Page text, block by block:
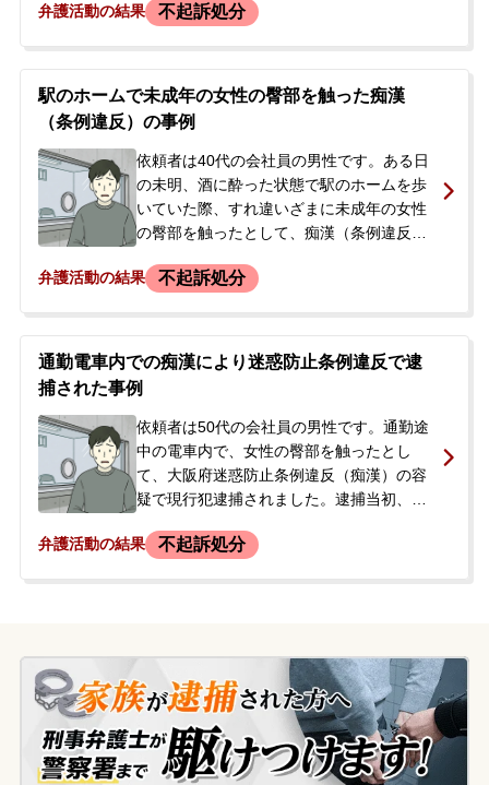
件で罰金刑を受けた前科がありました。逮
た。弁護士の活動により勾留請求はされ
ず、逮捕から2日後に釈放されました。依頼
者は当初、当たったことは認めたものの故
意は否定していました。釈放後、今後の刑
事手続きや示談交渉について不安を感じ、
当事務所に正式に弁護を依頼されました。
弁護活動の結果 不起訴処分
駅のホームで未成年の女性の臀部を触った痴漢
（条例違反）の事例
依頼者は40代の会社員の男性です。ある日
の未明、酒に酔った状態で駅のホームを歩
いていた際、すれ違いざまに未成年の女性
の臀部を触ったとして、痴漢（条例違反）
当時の記憶が全くありませんでしたが、状
逮捕の翌日、家族の身元引受によって釈放
されましたが、今後の刑事手続きや処分に
大きな不安を感じ、どうすればよいか相談
するため、当事務所に来所されました。依
頼者に前科・前歴はありませんでした。
弁護活動の結果 不起訴処分
通勤電車内での痴漢により迷惑防止条例違反で逮
捕された事例
依頼者は50代の会社員の男性です。通勤途
中の電車内で、女性の臀部を触ったとし
て、大阪府迷惑防止条例違反（痴漢）の容
疑で現行犯逮捕されました。逮捕当初、依
めました。逮捕の翌日、当事者の無実を信
弁護活動の結果 不起訴処分